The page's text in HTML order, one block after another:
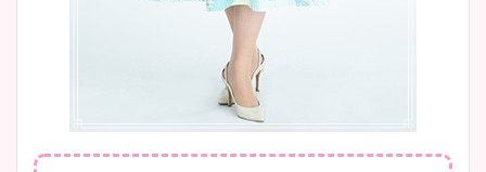
豊島実季アナのカップ画像ま
とめ！美脚や水着姿に年齢も